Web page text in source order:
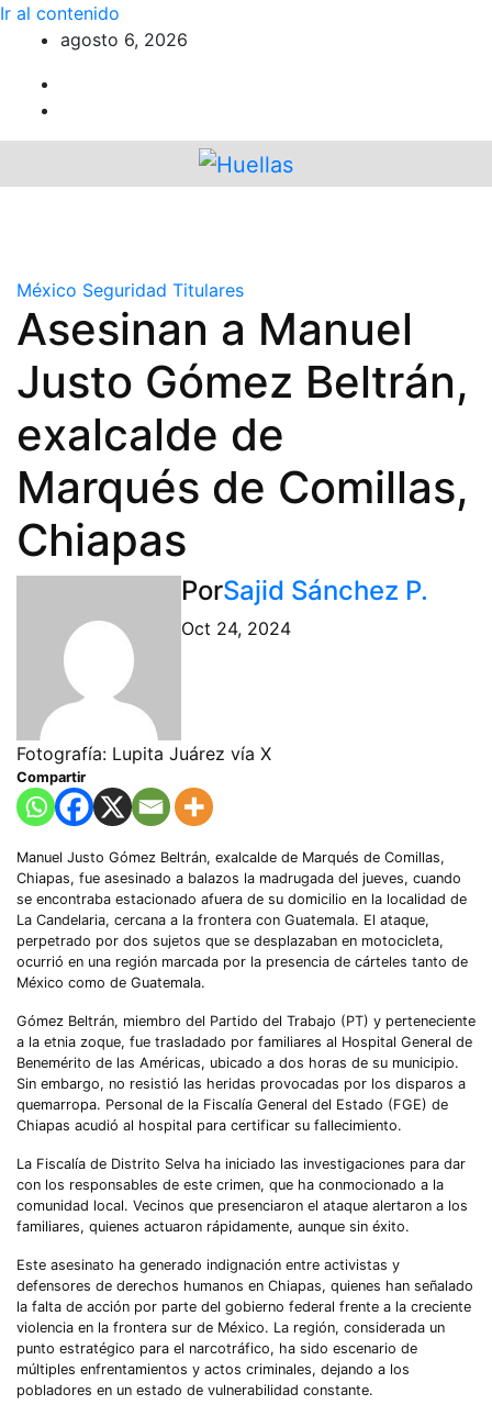
Ir al contenido
agosto 6, 2026
México Seguridad Titulares
Asesinan a Manuel
Justo Gómez Beltrán,
exalcalde de
Marqués de Comillas,
Chiapas
PorSajid Sánchez P.
Oct 24, 2024
Fotografía: Lupita Juárez vía X
Compartir
Manuel Justo Gómez Beltrán, exalcalde de Marqués de Comillas,
Chiapas, fue asesinado a balazos la madrugada del jueves, cuando
se encontraba estacionado afuera de su domicilio en la localidad de
La Candelaria, cercana a la frontera con Guatemala. El ataque,
perpetrado por dos sujetos que se desplazaban en motocicleta,
ocurrió en una región marcada por la presencia de cárteles tanto de
México como de Guatemala.
Gómez Beltrán, miembro del Partido del Trabajo (PT) y perteneciente
a la etnia zoque, fue trasladado por familiares al Hospital General de
Benemérito de las Américas, ubicado a dos horas de su municipio.
Sin embargo, no resistió las heridas provocadas por los disparos a
quemarropa. Personal de la Fiscalía General del Estado (FGE) de
Chiapas acudió al hospital para certificar su fallecimiento.
La Fiscalía de Distrito Selva ha iniciado las investigaciones para dar
con los responsables de este crimen, que ha conmocionado a la
comunidad local. Vecinos que presenciaron el ataque alertaron a los
familiares, quienes actuaron rápidamente, aunque sin éxito.
Este asesinato ha generado indignación entre activistas y
defensores de derechos humanos en Chiapas, quienes han señalado
la falta de acción por parte del gobierno federal frente a la creciente
violencia en la frontera sur de México. La región, considerada un
punto estratégico para el narcotráfico, ha sido escenario de
múltiples enfrentamientos y actos criminales, dejando a los
pobladores en un estado de vulnerabilidad constante.